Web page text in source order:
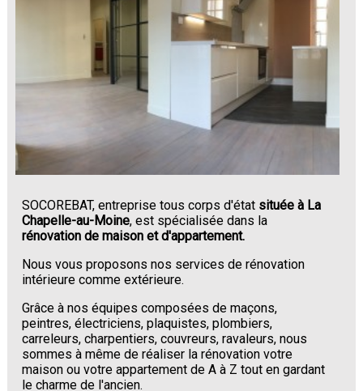
SOCOREBAT, entreprise tous corps d'état située à La
Chapelle-au-Moine, est spécialisée dans la
rénovation de maison et d'appartement.
Nous vous proposons nos services de rénovation
intérieure comme extérieure.
Grâce à nos équipes composées de maçons,
peintres, électriciens, plaquistes, plombiers,
carreleurs, charpentiers, couvreurs, ravaleurs, nous
sommes à même de réaliser la rénovation votre
maison ou votre appartement de A à Z tout en gardant
le charme de l'ancien.